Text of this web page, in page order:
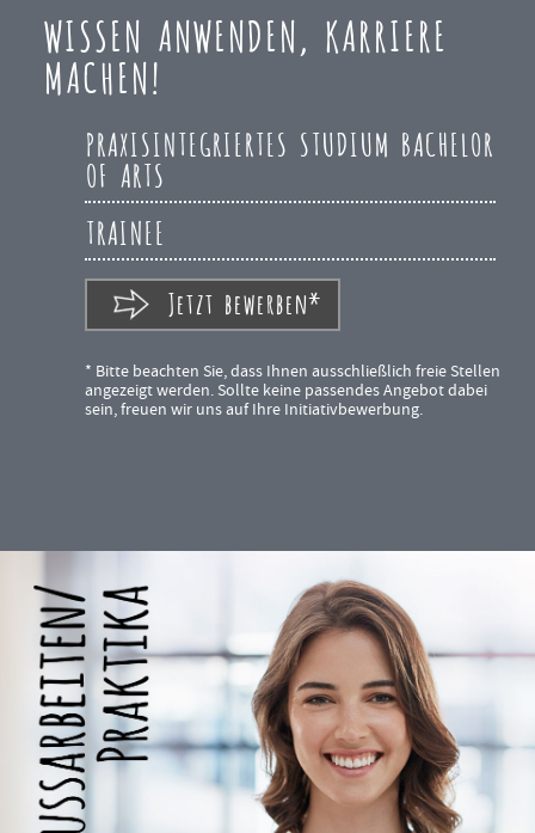
WISSEN ANWENDEN, KARRIERE
MACHEN!
PRAXISINTEGRIERTES STUDIUM BACHELOR
OF ARTS
TRAINEE
Jetzt bewerben*
* Bitte beachten Sie, dass Ihnen ausschließlich freie Stellen
angezeigt werden. Sollte keine passendes Angebot dabei
sein, freuen wir uns auf Ihre Initiativbewerbung.